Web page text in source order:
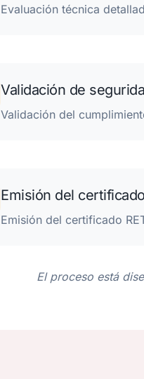
Evaluación técnica
Validación de
Validación del
Emisión del certificado
Emisión del certificado
El proceso está